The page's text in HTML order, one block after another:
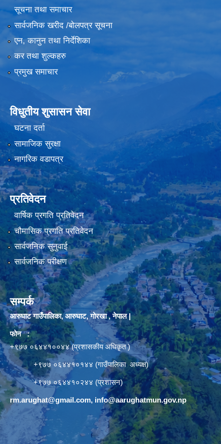
सूचना तथा समाचार
सार्वजनिक खरीद /बोलपत्र सूचना
एन, कानुन तथा निर्देशिका
कर तथा शुल्कहरु
प्रमुख समाचार
विधुतीय शुसासन सेवा
घटना दर्ता
सामाजिक सुरक्षा
नागरिक वडापत्र
प्रतिवेदन
वार्षिक प्रगति प्रतिवेदन
चौमासिक प्रगति प्रतिवेदन
सार्वजनिक सुनुवाई
सार्वजनिक परीक्षण
सम्पर्क
आरुघाट गाउँपालिका, आरुघाट, गोरखा , नेपाल |
फोन :
+९७७ ०६४४१००४४ (प्रशासकीय अधिकृत )
+९७७ ०६४४१०१४४ (गाउँपालिका अध्यक्ष)
+९७७ ०६४४१०२४४ (प्रशासन)
rm.arughat@gmail.com, info@aarughatmun.gov.np